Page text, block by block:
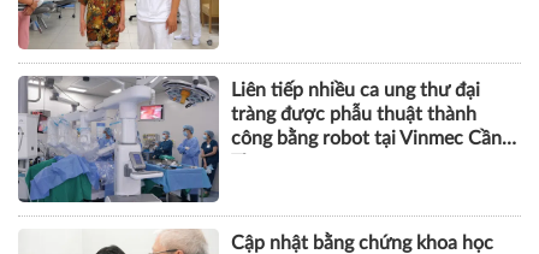
Liên tiếp nhiều ca ung thư đại
tràng được phẫu thuật thành
công bằng robot tại Vinmec Cần
Cập nhật bằng chứng khoa học